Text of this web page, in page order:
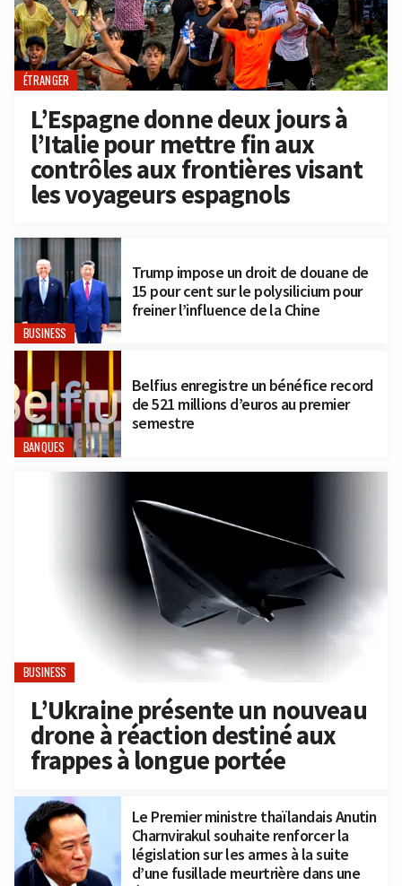
ÉTRANGER
L’Espagne donne deux jours à
l’Italie pour mettre fin aux
contrôles aux frontières visant
les voyageurs espagnols
BUSINESS
Trump impose un droit de douane de
15 pour cent sur le polysilicium pour
freiner l’influence de la Chine
BANQUES
Belfius enregistre un bénéfice record
de 521 millions d’euros au premier
semestre
BUSINESS
L’Ukraine présente un nouveau
drone à réaction destiné aux
frappes à longue portée
Le Premier ministre thaïlandais Anutin
Charnvirakul souhaite renforcer la
législation sur les armes à la suite
d’une fusillade meurtrière dans une